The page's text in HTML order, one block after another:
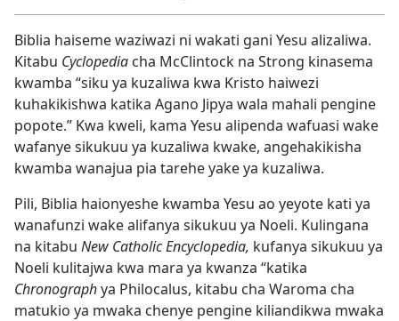
Biblia haiseme waziwazi ni wakati gani Yesu alizaliwa.
Kitabu Cyclopedia cha McClintock na Strong kinasema
kwamba “siku ya kuzaliwa kwa Kristo haiwezi
kuhakikishwa katika Agano Jipya wala mahali pengine
popote.” Kwa kweli, kama Yesu alipenda wafuasi wake
wafanye sikukuu ya kuzaliwa kwake, angehakikisha
kwamba wanajua pia tarehe yake ya kuzaliwa.
Pili, Biblia haionyeshe kwamba Yesu ao yeyote kati ya
wanafunzi wake alifanya sikukuu ya Noeli. Kulingana
na kitabu New Catholic Encyclopedia, kufanya sikukuu ya
Noeli kulitajwa kwa mara ya kwanza “katika
Chronographya Philocalus, kitabu cha Waroma cha
matukio ya mwaka chenye pengine kiliandikwa mwaka